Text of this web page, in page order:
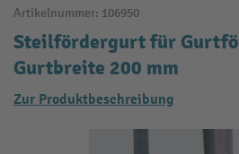
Artikelnummer: 106950
Steilfördergurt für
Gurtbreite 200 mm
Zur Produktbeschreibung